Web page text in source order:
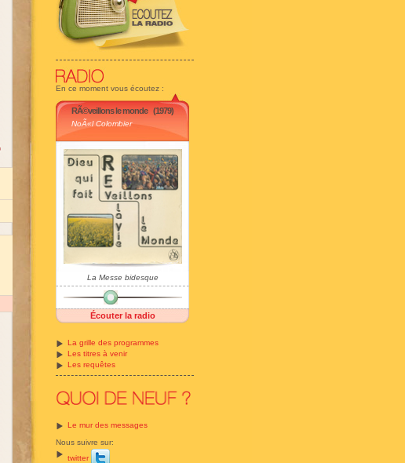
En ce moment vous écoutez :
RÃ©veillons le monde (1979)
NoÃ«l Colombier
La Messe bidesque
Écouter la radio
La grille des programmes
Les titres à venir
Les requêtes
Le mur des messages
Nous suivre sur:
twitter